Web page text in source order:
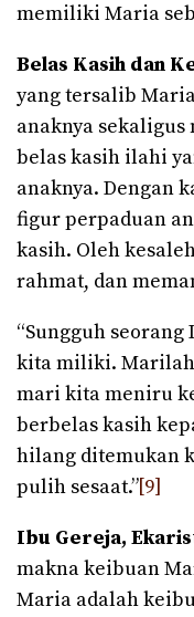
memiliki Maria
Belas Kasih dan
yang tersalib
anaknya
belas kasih ilahi
anaknya. Dengan
figur perpaduan
kasih. Oleh
rahmat, dan
“Sungguh
kita miliki.
mari kita meniru
berbelas kasih
hilang ditemukan
pulih sesaat.”[9]
Ibu Gereja,
makna keibuan
Maria adalah